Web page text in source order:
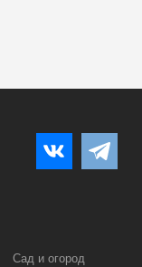
Сад и огород